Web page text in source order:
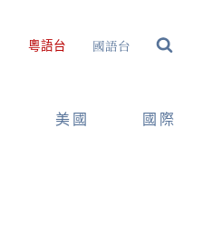
粵語台 國語台
美國 國際